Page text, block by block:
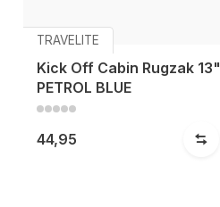
TRAVELITE
Kick Off Cabin Rugzak 13"
PETROL BLUE
44,95